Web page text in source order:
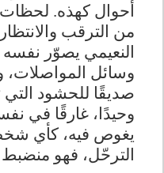
أحوال كهذه.
من الترقب
النعيمي يصوّر
وسائل المواصلات،
صديقًا للحشود التي
وحيدًا، غارقًا في
يغوص فيه، كأي
الترحّل، فهو منضبط